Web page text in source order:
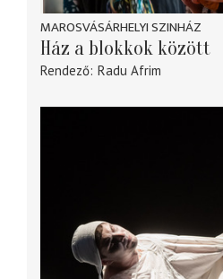
MAROSVÁSÁRHELYI SZINHÁZ
Ház a blokkok között
Rendező Radu Afrim